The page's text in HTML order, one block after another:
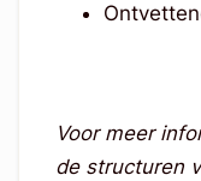
Voor meer
de structuren